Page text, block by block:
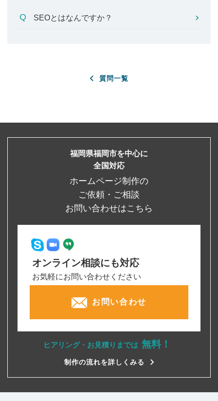
SEOとはなんですか？
質問一覧
福岡県福岡市を中心に
全国対応
ホームページ制作の
ご依頼・ご相談
お問い合わせはこちら
オンライン相談にも対応
お気軽にお問い合わせください
お問い合わせ
ヒアリング・お見積りまでは 無料！
制作の流れを詳しくみる